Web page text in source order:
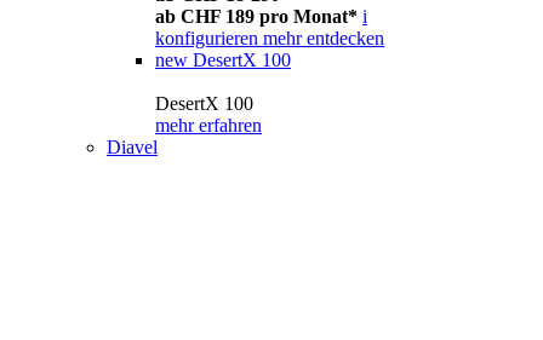
ab CHF 189 pro Monat* i
konfigurieren mehr entdecken
new DesertX 100
DesertX 100
mehr erfahren
Diavel